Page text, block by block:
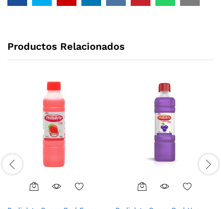
Productos Relacionados